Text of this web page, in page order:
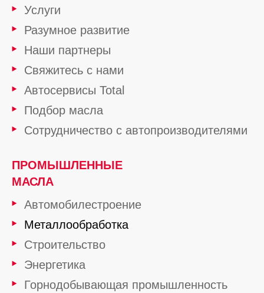
Услуги
Разумное развитие
Наши партнеры
Свяжитесь с нами
Автосервисы Total
Подбор масла
Сотрудничество с автопроизводителями
ПРОМЫШЛЕННЫЕ
МАСЛА
Автомобилестроение
Металлообработка
Строительство
Энергетика
Горнодобывающая промышленность